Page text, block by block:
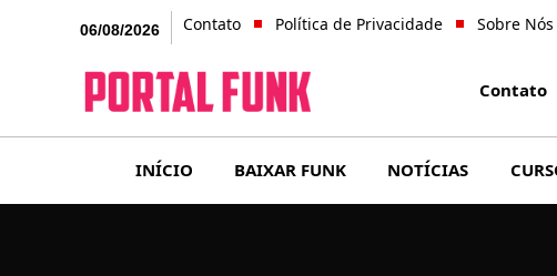
06/08/2026 Contato Política de Privacidade Sobre Nós
Contato
INÍCIO BAIXAR FUNK NOTÍCIAS